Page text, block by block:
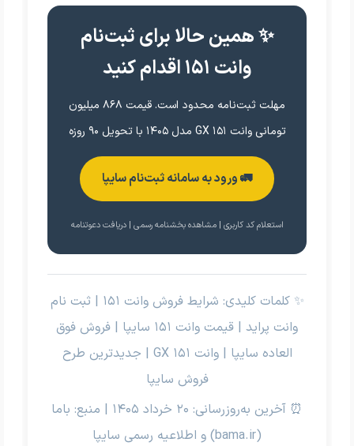
✨ همین حالا برای ثبت‌نام
وانت ۱۵۱ اقدام کنید
مهلت ثبت‌نامه محدود است. قیمت ۸۶۸ میلیون
تومانی وانت ۱۵۱ GX مدل ۱۴۰۵ با تحویل ۹۰ روزه
🚛 ورود به سامانه ثبت‌نام سایپا
استعلام کد کاربری | مشاهده بخشنامه رسمی | دریافت دعوتنامه
✨ کلمات کلیدی: شرایط فروش وانت ۱۵۱ | ثبت نام
وانت پراید | قیمت وانت ۱۵۱ سایپا | فروش فوق
العاده سایپا | وانت ۱۵۱ GX | جدیدترین طرح
فروش سایپا
⏰ آخرین به‌روزرسانی: ۲۰ خرداد ۱۴۰۵ | منبع: باما
(bama.ir) و اطلاعیه رسمی سایپا